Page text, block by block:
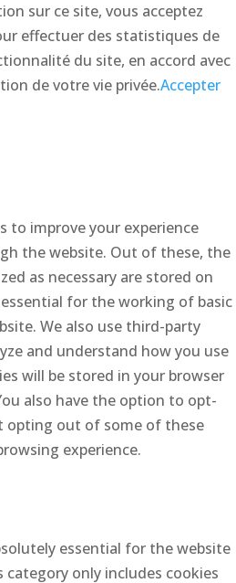
sur ce site, vous acceptez
effectuer des statistiques de
du site, en accord avec
de votre vie privée.Accepter
to improve your experience
the website. Out of these, the
as necessary are stored on
for the working of basic
We also use third-party
and understand how you use
will be stored in your browser
also have the option to opt-
opting out of some of these
experience.
essential for the website
only includes cookies